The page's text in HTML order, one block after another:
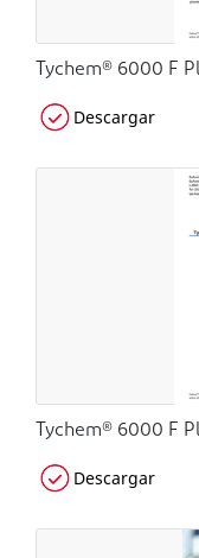
Tychem® 6000 F
Descargar
Tychem® 6000 F
Descargar